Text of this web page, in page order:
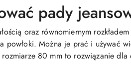
pady
oraz równomiernym
powłoki. Można je prać i używać
80 mm to rozwiązanie